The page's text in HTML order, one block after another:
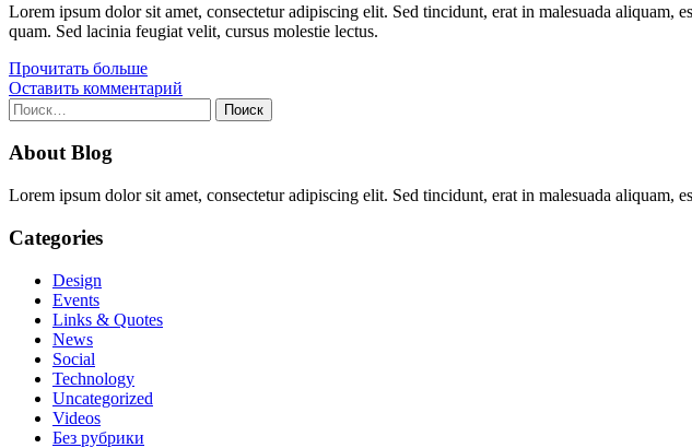
Lorem ipsum dolor sit amet, consectetur adipiscing elit. Sed tincidunt, erat in malesuada
quam. Sed lacinia feugiat velit, cursus molestie lectus.
Прочитать больше
Оставить комментарий
Найти:
About Blog
Lorem ipsum dolor sit amet, consectetur adipiscing elit. Sed tincidunt, erat in malesuada aliquam,
Categories
Design
Events
Links & Quotes
News
Social
Technology
Uncategorized
Videos
Без рубрики